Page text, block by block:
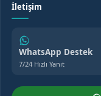
İletişim
WhatsApp Destek
7/24 Hızlı Yanıt